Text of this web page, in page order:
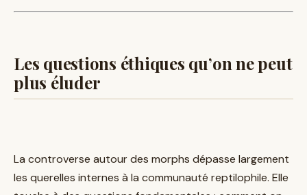
Les questions éthiques qu’on ne peut
plus éluder
La controverse autour des morphs dépasse largement
les querelles internes à la communauté reptilophile. Elle